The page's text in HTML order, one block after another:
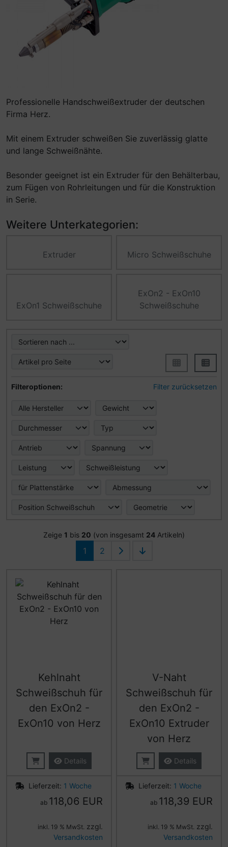
Professionelle Handschweißextruder der deutschen
Firma Herz.
Mit einem Extruder schweißen Sie zuverlässig glatte
und lange Schweißnähte.
Besonder geeignet ist ein Extruder für den Behälterbau,
zum Fügen von Rohrleitungen und für die Konstruktion
in Serie.
Weitere Unterkategorien:
Extruder Micro Schweißschuhe
ExOn1 Schweißschuhe
ExOn2 - ExOn10
Schweißschuhe
Hier können Sie die nachfolgenden Artikel nach ihren
Filteroptionen: Filter zurücksetzen
Zeige 1 bis 20 (von insgesamt 24 Artikeln)
1 2
Kehlnaht
Schweißschuh für
den ExOn2 -
ExOn10 von Herz
Details
Lieferzeit: 1 Woche
ab 118,06 EUR
inkl. 19 % MwSt. zzgl.
Versandkosten
V-Naht
Schweißschuh für
den ExOn2 -
ExOn10 Extruder
von Herz
Details
Lieferzeit: 1 Woche
ab 118,39 EUR
inkl. 19 % MwSt. zzgl.
Versandkosten